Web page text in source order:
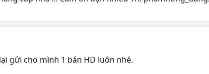
gửi cho mình 1 bản HD luôn nhé.